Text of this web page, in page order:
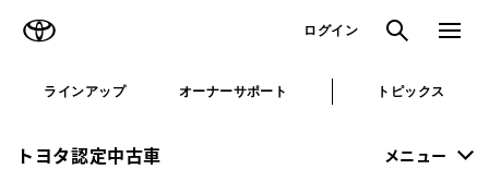
ログイン 検索 メニュ
ラインアップ オーナーサポート トピックス
トヨタ認定中古車 メニュー